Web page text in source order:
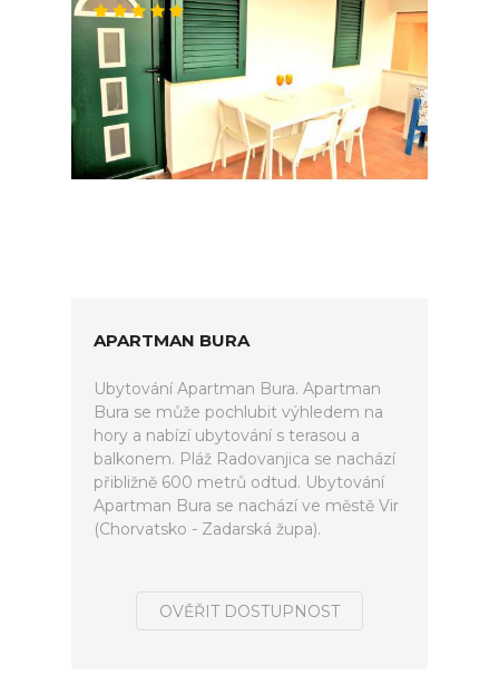
APARTMAN BURA
Ubytování Apartman Bura. Apartman
Bura se může pochlubit výhledem na
hory a nabízí ubytování s terasou a
balkonem. Pláž Radovanjica se nachází
přibližně 600 metrů odtud. Ubytování
Apartman Bura se nachází ve městě Vir
(Chorvatsko - Zadarská župa).
OVĚŘIT DOSTUPNOST